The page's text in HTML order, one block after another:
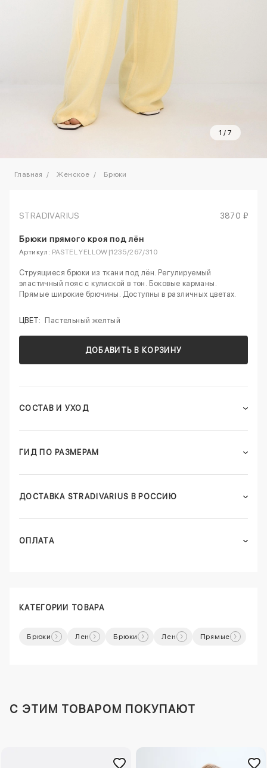
1 / 7
Главная Женское Брюки
STRADIVARIUS 3870 ₽
Брюки прямого кроя под лён
Артикул: PASTEL YELLOW|1235/267/310
Струящиеся брюки из ткани под лён. Регулируемый
эластичный пояс с кулиской в тон. Боковые карманы.
Прямые широкие брючины. Доступны в различных цветах.
ЦВЕТ: Пастельный желтый
ДОБАВИТЬ В КОРЗИНУ
СОСТАВ И УХОД
ГИД ПО РАЗМЕРАМ
ДОСТАВКА STRADIVARIUS В РОССИЮ
ОПЛАТА
КАТЕГОРИИ ТОВАРА
Брюки Лен Брюки Лен Прямые
C ЭТИМ ТОВАРОМ ПОКУПАЮТ